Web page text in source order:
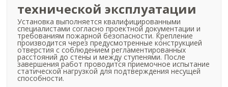
технической эксплуатации
Установка выполняется квалифицированными
специалистами согласно проектной документации и
требованиям пожарной безопасности. Крепление
производится через предусмотренные конструкцией
отверстия с соблюдением регламентированных
расстояний до стены и между ступенями. После
завершения работ проводится приемочное испытание
статической нагрузкой для подтверждения несущей
способности.